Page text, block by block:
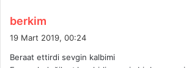
berkim
e
i
19 Mart 2019, 00:24
Beraat ettirdi sevgin kalbimi